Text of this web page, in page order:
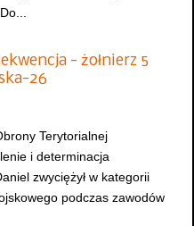
- żołnierz 5
26
Terytorialnej
i determinacja
zwyciężył w kategorii
podczas zawodów